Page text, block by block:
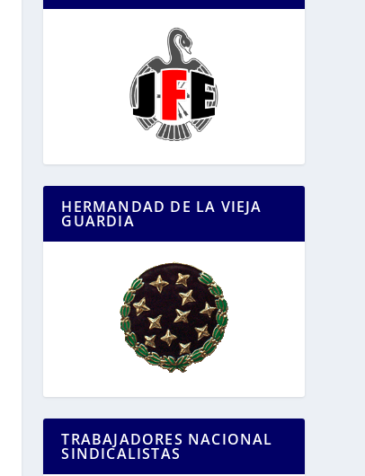
HERMANDAD DE LA VIEJA
GUARDIA
TRABAJADORES NACIONAL
SINDICALISTAS